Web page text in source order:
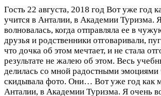
Гость 22 августа, 2018 год Вот уже год
учится в Анталии, в Академии Туризма.
волновалась, когда отправляла ее в
друзья и родственники отговаривали,
что дочка об этом мечтает, и не стала
результате не жалею об этом. Весь
делилась со мной радостными эмоциями
скидывала фото. Они… Вот уже год как
Анталии, в Академии Туризма. Я очень